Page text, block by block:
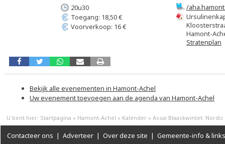
/
Hamont-
Stratenplan
20u30
Toegang: 18,50 €
Voorverkoop: 16 €
Bekijk alle evenementen in Hamont-Achel
Uw evenement toevoegen aan de agenda van Hamont-Achel
U bent hier: Startpagina » Hamont-Achel » Kalender » Assai Blaaskwintet:
Contacteer ons | Adverteer | Over deze site | Gemeente-info & links